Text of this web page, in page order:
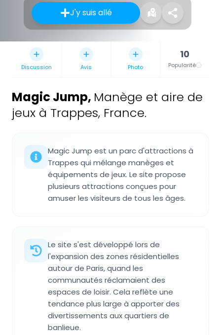
J'y suis allé
Discussion Avis Photo
10
Popularité
Magic Jump, Manège et aire de
jeux à Trappes, France.
Magic Jump est un parc d'attractions à
Trappes qui mélange manèges et
équipements de jeux. Le site propose
plusieurs attractions conçues pour
amuser les visiteurs de tous les âges.
Le site s'est développé lors de
l'expansion des zones résidentielles
autour de Paris, quand les
communautés réclamaient des
espaces de loisir. Cela reflète une
tendance plus large à apporter des
divertissements aux quartiers de
banlieue.